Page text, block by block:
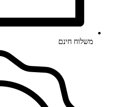
משלוח חינם